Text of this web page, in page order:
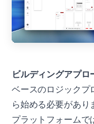
ビルディングアプロ
ベースのロジックプ
ら始める必要があ
プラットフォームで